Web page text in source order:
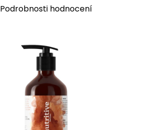
Podrobnosti hodnocení